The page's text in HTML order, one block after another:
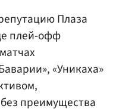
Плаза
плей-офф
«Уникаха»
преимущества